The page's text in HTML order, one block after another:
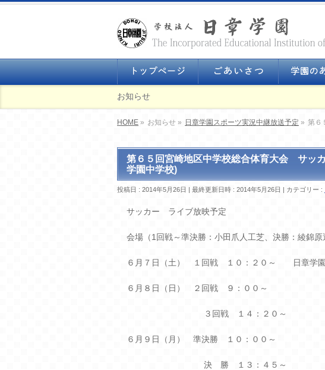
お知らせ
HOME » お知らせ » 日章学園スポーツ実況中継放送予定 » 第６
第６５回宮崎地区中学校総合体育大会 サッ
学園中学校)
投稿日 : 2014年5月26日 最終更新日時 : 2014年5月26日 カテゴリー :
サッカー ライブ放映予定
会場（1回戦～準決勝：小田爪人工芝、決勝：綾錦原
６月７日（土） １回戦 １０：２０～ 日章学
６月８日（日） ２回戦 ９：００～
３回戦 １４：２０～
６月９日（月） 準決勝 １０：００～
決 勝 １３：４５～